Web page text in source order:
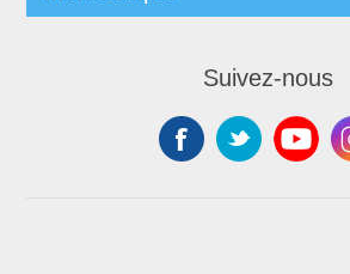
Suivez-nous